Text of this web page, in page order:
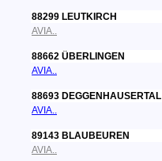
88299 LEUTKIRCH
AVIA..
88662 ÜBERLINGEN
AVIA..
88693 DEGGENHAUSERTAL
AVIA..
89143 BLAUBEUREN
AVIA..